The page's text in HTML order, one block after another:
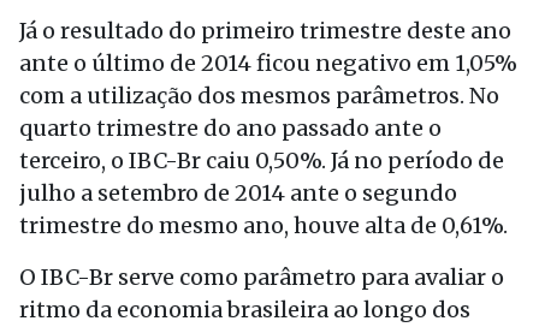
Já o resultado do primeiro trimestre deste ano
ante o último de 2014 ficou negativo em 1,05%
com a utilização dos mesmos parâmetros. No
quarto trimestre do ano passado ante o
terceiro, o IBC-Br caiu 0,50%. Já no período de
julho a setembro de 2014 ante o segundo
trimestre do mesmo ano, houve alta de 0,61%.
O IBC-Br serve como parâmetro para avaliar o
ritmo da economia brasileira ao longo dos